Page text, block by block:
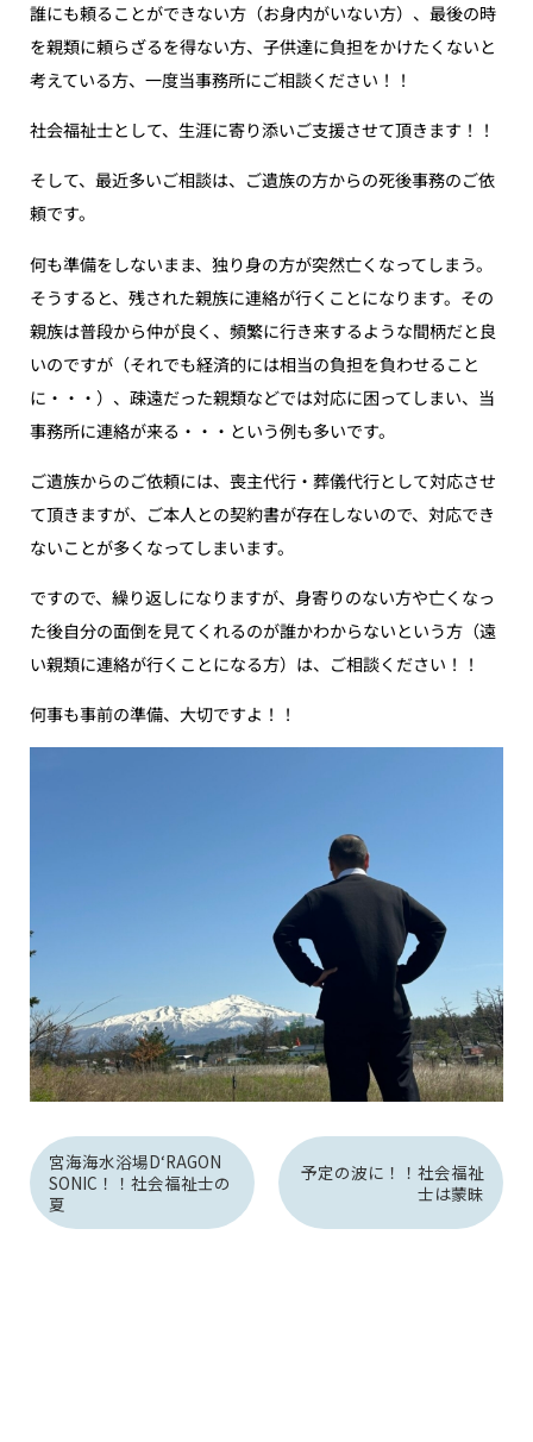
誰にも頼ることができない方（お身内がいない方）、最後の時
を親類に頼らざるを得ない方、子供達に負担をかけたくないと
考えている方、一度当事務所にご相談ください！！
社会福祉士として、生涯に寄り添いご支援させて頂きます！！
そして、最近多いご相談は、ご遺族の方からの死後事務のご依
頼です。
何も準備をしないまま、独り身の方が突然亡くなってしまう。
そうすると、残された親族に連絡が行くことになります。その
親族は普段から仲が良く、頻繁に行き来するような間柄だと良
いのですが（それでも経済的には相当の負担を負わせること
に・・・）、疎遠だった親類などでは対応に困ってしまい、当
事務所に連絡が来る・・・という例も多いです。
ご遺族からのご依頼には、喪主代行・葬儀代行として対応させ
て頂きますが、ご本人との契約書が存在しないので、対応でき
ないことが多くなってしまいます。
ですので、繰り返しになりますが、身寄りのない方や亡くなっ
た後自分の面倒を見てくれるのが誰かわからないという方（遠
い親類に連絡が行くことになる方）は、ご相談ください！！
何事も事前の準備、大切ですよ！！
宮海海水浴場D‘RAGON
SONIC！！社会福祉士の
夏
予定の波に！！社会福祉
士は蒙昧